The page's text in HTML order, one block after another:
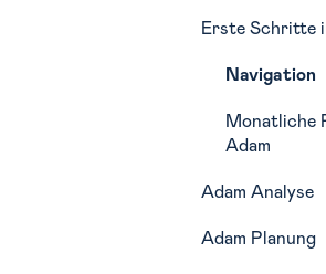
Erste Schritte
Navigation
Monatliche
Adam
Adam Analyse
Lagebericht
Adam Planung